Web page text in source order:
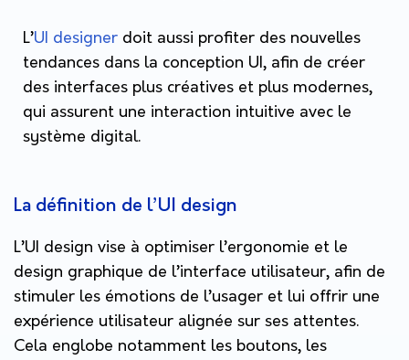
L’UI designer doit aussi profiter des nouvelles
tendances dans la conception UI, afin de créer
des interfaces plus créatives et plus modernes,
qui assurent une interaction intuitive avec le
système digital.
La définition de l’UI design
L’UI design vise à optimiser l’ergonomie et le
design graphique de l’interface utilisateur, afin de
stimuler les émotions de l’usager et lui offrir une
expérience utilisateur alignée sur ses attentes.
Cela englobe notamment les boutons, les